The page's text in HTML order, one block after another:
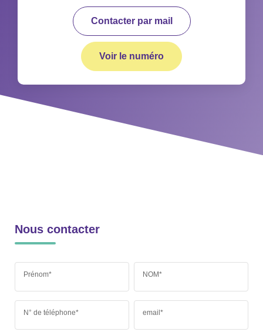
Contacter par mail
Voir le numéro
Nous contacter
Prénom* NOM*
N° de téléphone* email*